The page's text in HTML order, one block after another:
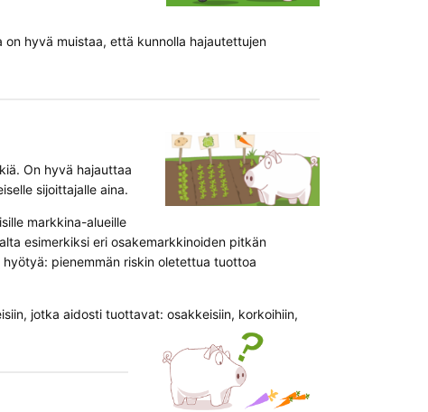
hyvä muistaa, että kunnolla hajautettujen
On hyvä hajauttaa
sijoittajalle aina.
markkina-alueille
esimerkiksi eri osakemarkkinoiden pitkän
pienemmän riskin oletettua tuottoa
jotka aidosti tuottavat: osakkeisiin, korkoihiin,